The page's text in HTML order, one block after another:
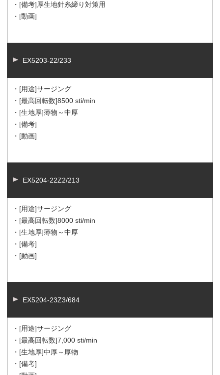
・[備考]厚生地針糸締り対策用
・[動画]
EX5203-22/233
・[用途]サージング
・[最高回転数]8500 sti/min
・[生地厚]薄物～中厚
・[備考]
・[動画]
EX5204-22Z2/213
・[用途]サージング
・[最高回転数]8000 sti/min
・[生地厚]薄物～中厚
・[備考]
・[動画]
EX5204-23Z3/684
・[用途]サージング
・[最高回転数]7,000 sti/min
・[生地厚]中厚～厚物
・[備考]